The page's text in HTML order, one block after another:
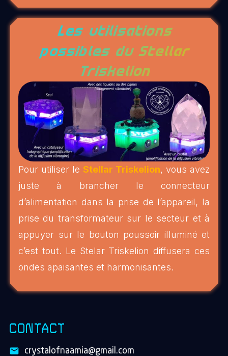
Les utilisations
possibles du Stellar
Triskelion
Pour utiliser le Stellar Triskelion, vous avez
juste à brancher le connecteur
d’alimentation dans la prise de l’appareil, la
prise du transformateur sur le secteur et à
appuyer sur le bouton poussoir illuminé et
c’est tout. Le Stelar Triskelion diffusera ces
ondes apaisantes et harmonisantes.
CONTACT
crystalofnaamia@gmail.com